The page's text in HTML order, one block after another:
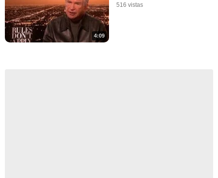
4:09
516 vistas